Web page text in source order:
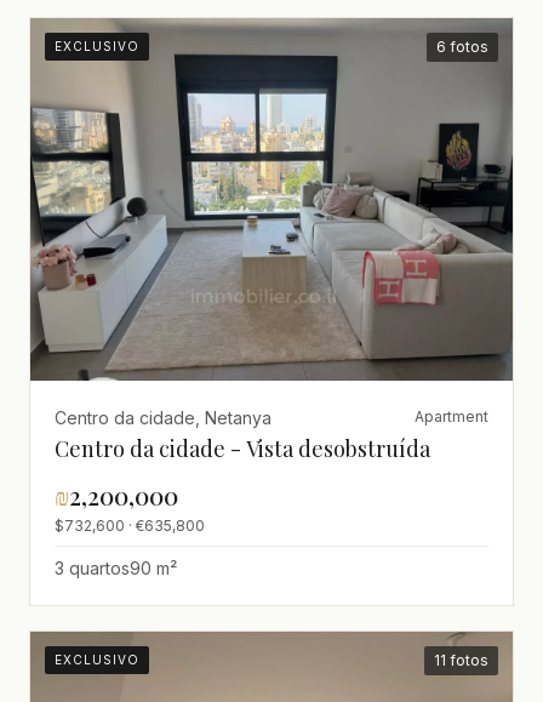
EXCLUSIVO 6 fotos
Centro da cidade, Netanya Apartment
Centro da cidade - Vista desobstruída
₪2,200,000
$732,600 · €635,800
3 quartos90 m²
EXCLUSIVO 11 fotos